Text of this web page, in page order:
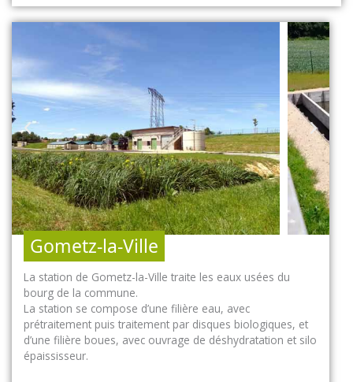
Gometz-la-Ville
La station de Gometz-la-Ville traite les eaux usées du
bourg de la commune.
La station se compose d’une filière eau, avec
prétraitement puis traitement par disques biologiques, et
d’une filière boues, avec ouvrage de déshydratation et silo
épaississeur.